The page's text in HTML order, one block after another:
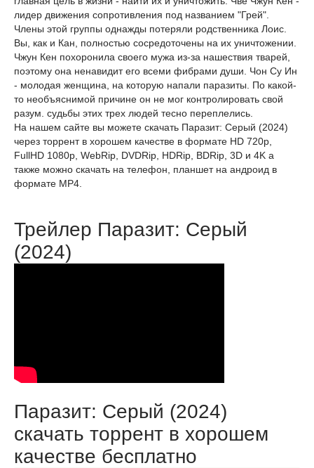
лидер движения сопротивления под названием "Грей".
Члены этой группы однажды потеряли родственника Лоис.
Вы, как и Кан, полностью сосредоточены на их уничтожении.
Чжун Кен похоронила своего мужа из-за нашествия тварей,
поэтому она ненавидит его всеми фибрами души. Чон Су Ин
- молодая женщина, на которую напали паразиты. По какой-
то необъяснимой причине он не мог контролировать свой
разум. судьбы этих трех людей тесно переплелись.
На нашем сайте вы можете скачать Паразит: Серый (2024)
через торрент в хорошем качестве в формате HD 720p,
FullHD 1080p, WebRip, DVDRip, HDRip, BDRip, 3D и 4K а
также можно скачать на телефон, планшет на андроид в
формате MP4.
Трейлер Паразит: Серый
(2024)
Паразит: Серый (2024)
скачать торрент в хорошем
качестве бесплатно